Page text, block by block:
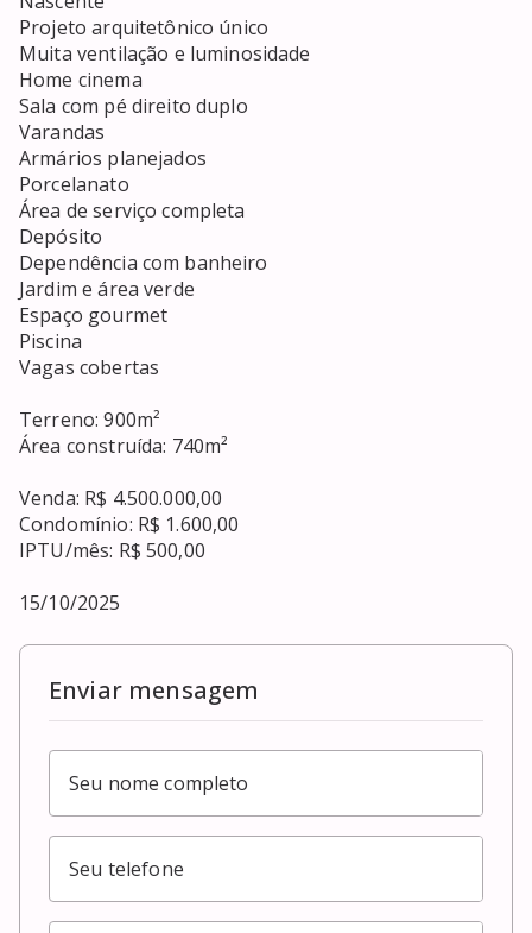
Projeto arquitetônico único
Muita ventilação e luminosidade
Home cinema
Sala com pé direito duplo
Varandas
Armários planejados
Porcelanato
Área de serviço completa
Depósito
Dependência com banheiro
Jardim e área verde
Espaço gourmet
Piscina
Vagas cobertas
Terreno: 900m²
Área construída: 740m²
Venda: R$ 4.500.000,00
Condomínio: R$ 1.600,00
IPTU/mês: R$ 500,00
15/10/2025
Enviar mensagem